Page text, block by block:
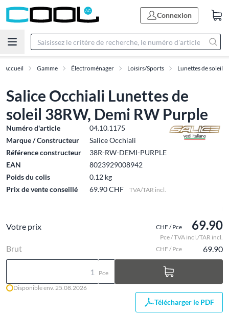
Connexion
Accueil Gamme Électroménager Loisirs/Sports Lunettes de soleil
Salice Occhiali Lunettes de
soleil 38RW, Demi RW Purple
Numéro d'article
04.10.1175
Marque / Constructeur
Salice Occhiali
Référence constructeur
38R-RW-DEMI-PURPLE
EAN
8023929008942
Poids du colis
0.12 kg
Prix de vente conseillé
69.90 CHF TVA/TAR incl.
Votre prix CHF / Pce 69.90
Pce / TVA incl./TAR incl.
Brut CHF / Pce 69.90
Pce
Disponible env. 25.08.2026
Télécharger le PDF